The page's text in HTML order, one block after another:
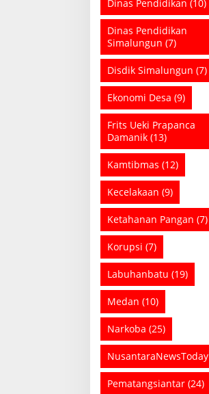
Dinas Pendidikan (10)
Dinas Pendidikan
Simalungun (7)
Disdik Simalungun (7)
Ekonomi Desa (9)
Frits Ueki Prapanca
Damanik (13)
Kamtibmas (12)
Kecelakaan (9)
Ketahanan Pangan (7)
Korupsi (7)
Labuhanbatu (19)
Medan (10)
Narkoba (25)
NusantaraNewsToday
Pematangsiantar (24)